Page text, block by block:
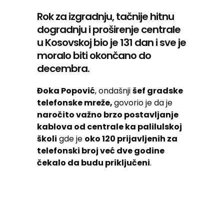
Rok za izgradnju, tačnije hitnu
dogradnju i proširenje centrale
u Kosovskoj bio je 131 dan i sve je
moralo biti okončano do
decembra.
Đoka Popović, ondašnjišef gradske
telefonske mreže,govorio je da je
naročito važno brzo postavljanje
kablova od centrale ka palilulskoj
školi gde je oko 120 prijavljenih za
telefonski broj već dve godine
čekalo da budu priključeni.